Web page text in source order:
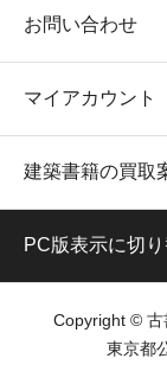
お問い合わせ
マイアカウント
建築書籍の買取
PC版表示に切
Copyright © 古
東京都